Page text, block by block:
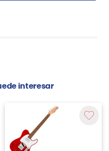
interesar